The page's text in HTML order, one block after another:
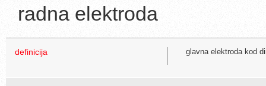
radna elektroda
definicija glavna elektroda kod